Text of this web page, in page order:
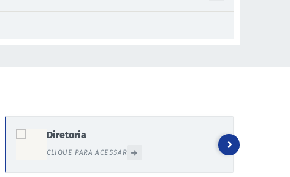
Diretoria
CLIQUE PARA ACESSAR